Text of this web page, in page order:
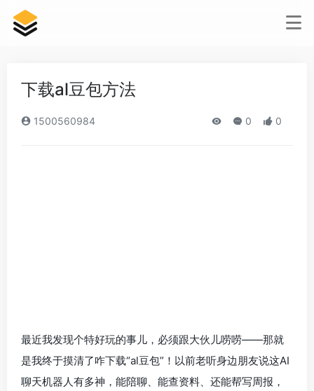
下载al豆包方法
1500560984 0 0
最近我发现个特好玩的事儿，必须跟大伙儿唠唠——那就
是我终于摸清了咋下载“al豆包”！以前老听身边朋友说这AI
聊天机器人有多神，能陪聊、能查资料、还能帮写周报，